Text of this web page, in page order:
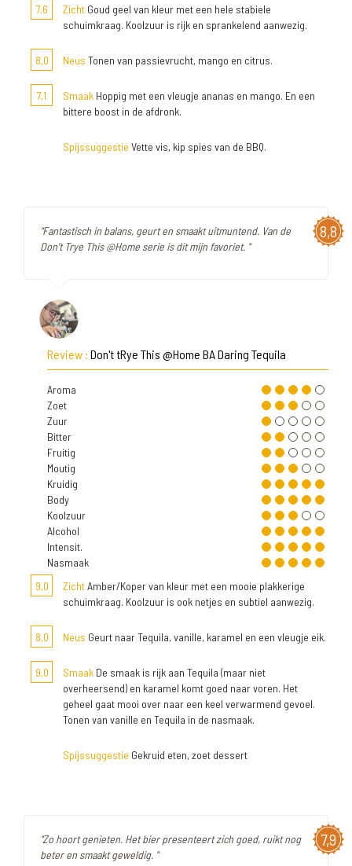
7,6
Zicht Goud geel van kleur met een hele stabiele
schuimkraag. Koolzuur is rijk en sprankelend aanwezig.
8,0 Neus Tonen van passievrucht, mango en citrus.
7,1 Smaak Hoppig met een vleugje ananas en mango. En een
bittere boost in de afdronk.
Spijssuggestie Vette vis, kip spies van de BBQ.
8,8
"Fantastisch in balans, geurt en smaakt uitmuntend. Van de
Don't Trye This @Home serie is dit mijn favoriet. "
Review : Don't tRye This @Home BA Daring Tequila
Aroma
Zoet
Zuur
Bitter
Fruitig
Moutig
Kruidig
Body
Koolzuur
Alcohol
Intensit.
Nasmaak
9,0
ZichtAmber/Koper van kleur met een mooie plakkerige
schuimkraag. Koolzuur is ook netjes en subtiel aanwezig.
8,0 Neus Geurt naar Tequila, vanille, karamel en een vleugje eik.
9,0 Smaak De smaak is rijk aan Tequila (maar niet
overheersend) en karamel komt goed naar voren. Het
geheel gaat mooi over naar een keel verwarmend gevoel.
Tonen van vanille en Tequila in de nasmaak.
Spijssuggestie Gekruid eten, zoet dessert
7,9
"Zo hoort genieten. Het bier presenteert zich goed, ruikt nog
beter en smaakt geweldig. "